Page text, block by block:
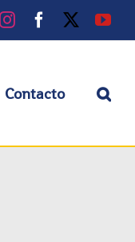
InstagramFacebook
Contacto